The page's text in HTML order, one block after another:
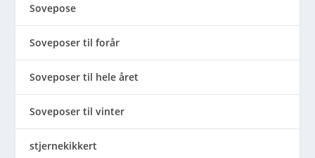
Sovepose
Soveposer til forår
Soveposer til hele året
Soveposer til vinter
stjernekikkert